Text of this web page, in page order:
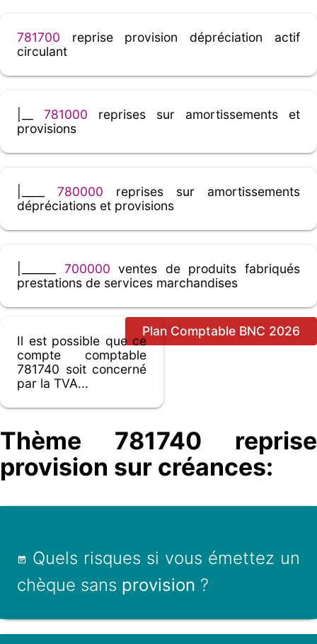
781700 reprise provision dépréciation actif
circulant
781000 reprises sur amortissements et
provisions
780000 reprises sur amortissements
dépréciations et provisions
700000 ventes de produits fabriqués
prestations de services marchandises
Plan Comptable BNC 2026
Il est possible que ce
compte comptable
781740 soit concerné
par la TVA...
Thème 781740 reprise
provision sur créances:
Quels risques si vous émettez un
chèque sans provision ?